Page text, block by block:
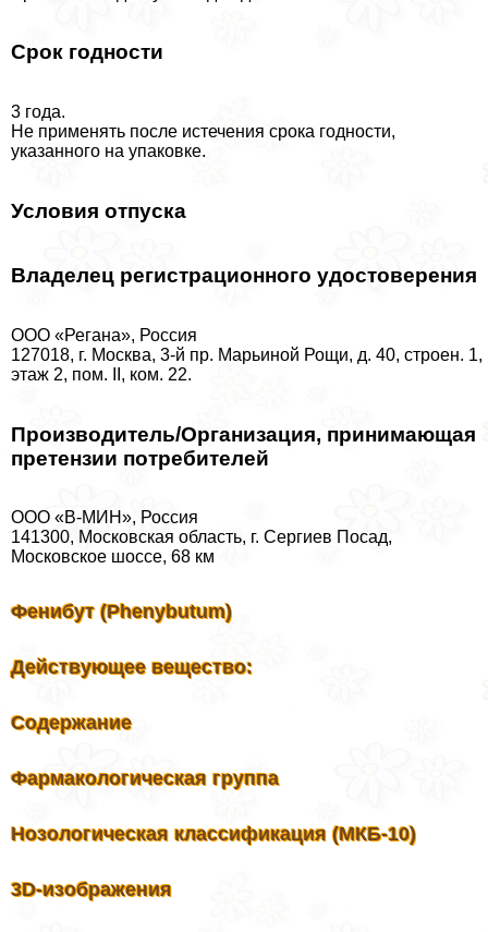
Срок годности
3 года.
Не применять после истечения срока годности,
указанного на упаковке.
Условия отпуска
Владелец регистрационного удостоверения
ООО «Регана», Россия
127018, г. Москва, 3-й пр. Марьиной Рощи, д. 40, строен. 1,
этаж 2, пом. II, ком. 22.
Производитель/Организация, принимающая
претензии потребителей
ООО «В-МИН», Россия
141300, Московская область, г. Сергиев Посад,
Московское шоссе, 68 км
Фенибут (Phenybutum)
Действующее вещество:
Содержание
Фармакологическая группа
Нозологическая классификация (МКБ-10)
3D-изображения